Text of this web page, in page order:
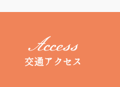
交通アクセス